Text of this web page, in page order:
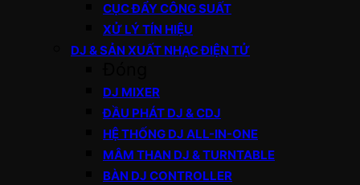
CỤC ĐẨY CÔNG SUẤT
XỬ LÝ TÍN HIỆU
DJ & SẢN XUẤT NHẠC ĐIỆN TỬ
DJ MIXER
ĐẦU PHÁT DJ & CDJ
HỆ THỐNG DJ ALL-IN-ONE
MÂM THAN DJ & TURNTABLE
BÀN DJ CONTROLLER